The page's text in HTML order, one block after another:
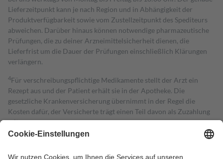
Lieferzeitpunkt kann je nach Region und in Abhängigkeit der
Produktverfügbarkeit sowie vom Zustellzeitpunkt des Spediteurs
abweichen. Darüber hinaus können notwendige pharmazeutische
Prüfungen, die zu deiner Arzneimittelsicherheit dienen, die
Lieferfrist um die Dauer der Prüfungen einschließlich Klärungen
verlängern.
4Für verschreibungspflichtige Medikamente stellt der Arzt ein
Rezept aus und der Patient erhält sie in der Apotheke. Die
gesetzliche Krankenversicherung übernimmt in der Regel die
Kosten dafür, der Versicherte trägt einen Teil davon als Zuzahlung
mit.
Grundsätzlich leisten Mitglieder Zuzahlungen in Höhe von zehn
höchstens zehn Euro.
Es sind jedoch nie mehr als die tatsächlichen